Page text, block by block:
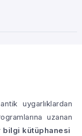
uygarlıklardan
uzanan
kütüphanesi